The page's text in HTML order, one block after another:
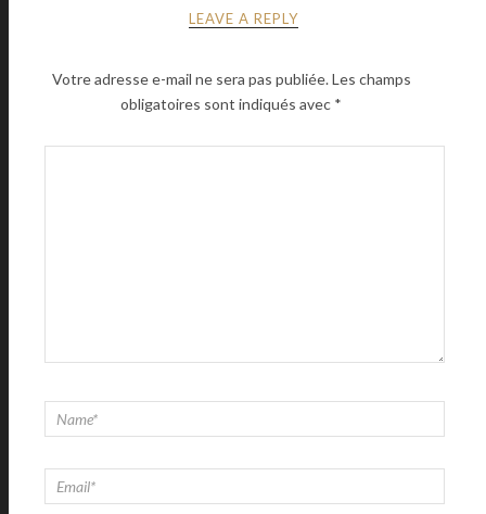
LEAVE A REPLY
Votre adresse e-mail ne sera pas publiée.Les champs
obligatoires sont indiqués avec *